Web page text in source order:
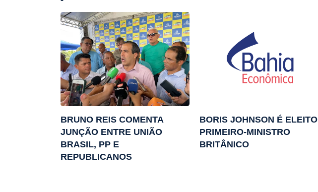
BRUNO REIS COMENTA
JUNÇÃO ENTRE UNIÃO
BRASIL, PP E
REPUBLICANOS
BORIS JOHNSON É ELEITO
PRIMEIRO-MINISTRO
BRITÂNICO